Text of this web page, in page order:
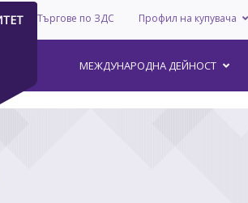
Профил на купувача
Търгове по ЗДС
МЕЖДУНАРОДНА ДЕЙНОСТ